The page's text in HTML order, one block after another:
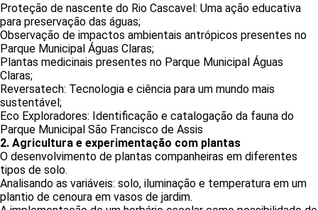
Proteção de nascente do Rio Cascavel: Uma ação educativa
para preservação das águas;
Observação de impactos ambientais antrópicos presentes no
Parque Municipal Águas Claras;
Plantas medicinais presentes no Parque Municipal Águas
Claras;
Reversatech: Tecnologia e ciência para um mundo mais
sustentável;
Eco Exploradores: Identificação e catalogação da fauna do
Parque Municipal São Francisco de Assis
2. Agricultura e experimentação com plantas
O desenvolvimento de plantas companheiras em diferentes
tipos de solo.
Analisando as variáveis: solo, iluminação e temperatura em um
plantio de cenoura em vasos de jardim.